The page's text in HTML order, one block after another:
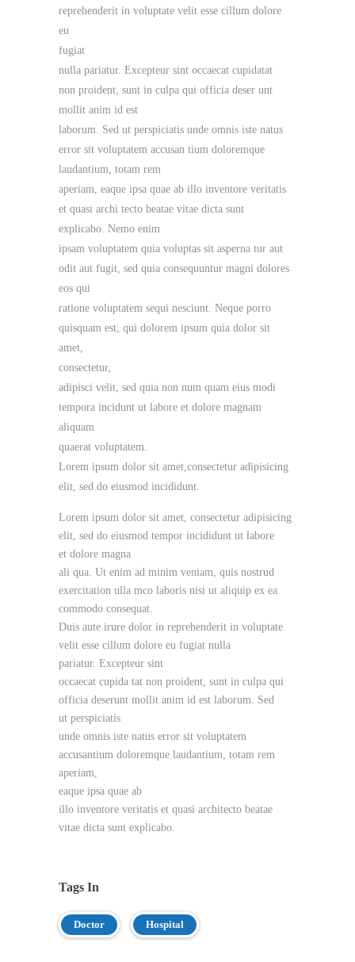
reprehenderit in voluptate velit esse cillum dolore
eu
fugiat
nulla pariatur. Excepteur sint occaecat cupidatat
non proident, sunt in culpa qui officia deser unt
mollit anim id est
laborum. Sed ut perspiciatis unde omnis iste natus
error sit voluptatem accusan tium doloremque
laudantium, totam rem
aperiam, eaque ipsa quae ab illo inventore veritatis
et quasi archi tecto beatae vitae dicta sunt
explicabo. Nemo enim
ipsam voluptatem quia voluptas sit asperna tur aut
odit aut fugit, sed quia consequuntur magni dolores
eos qui
ratione voluptatem sequi nesciunt. Neque porro
quisquam est, qui dolorem ipsum quia dolor sit
amet,
consectetur,
adipisci velit, sed quia non num quam eius modi
tempora incidunt ut labore et dolore magnam
aliquam
quaerat voluptatem.
Lorem ipsum dolor sit amet,consectetur adipisicing
elit, sed do eiusmod incididunt.
Lorem ipsum dolor sit amet, consectetur adipisicing
elit, sed do eiusmod tempor incididunt ut labore
et dolore magna
ali qua. Ut enim ad minim veniam, quis nostrud
exercitation ulla mco laboris nisi ut aliquip ex ea
commodo consequat.
Duis aute irure dolor in reprehenderit in voluptate
velit esse cillum dolore eu fugiat nulla
pariatur. Excepteur sint
occaecat cupida tat non proident, sunt in culpa qui
officia deserunt mollit anim id est laborum. Sed
ut perspiciatis
unde omnis iste natus error sit voluptatem
accusantium doloremque laudantium, totam rem
aperiam,
eaque ipsa quae ab
illo inventore veritatis et quasi architecto beatae
vitae dicta sunt explicabo.
Tags In
Doctor Hospital